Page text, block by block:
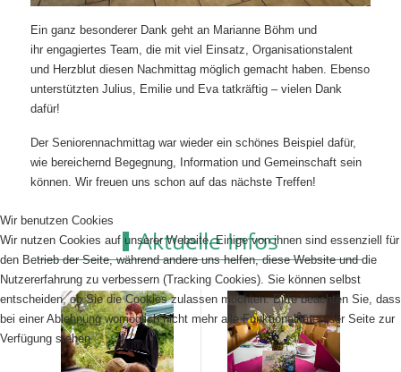
Ein ganz besonderer Dank geht an Marianne Böhm und
ihr engagiertes Team, die mit viel Einsatz, Organisationstalent
und Herzblut diesen Nachmittag möglich gemacht haben. Ebenso
unterstützten Julius, Emilie und Eva tatkräftig – vielen Dank
dafür!
Der Seniorennachmittag war wieder ein schönes Beispiel dafür,
wie bereichernd Begegnung, Information und Gemeinschaft sein
können. Wir freuen uns schon auf das nächste Treffen!
Aktuelle Infos
Wir benutzen Cookies
Wir nutzen Cookies auf unserer Website. Einige von ihnen sind essenziell für
den Betrieb der Seite, während andere uns helfen, diese Website und die
Nutzererfahrung zu verbessern (Tracking Cookies). Sie können selbst
entscheiden, ob Sie die Cookies zulassen möchten. Bitte beachten Sie, dass
bei einer Ablehnung womöglich nicht mehr alle Funktionalitäten der Seite zur
Verfügung stehen.